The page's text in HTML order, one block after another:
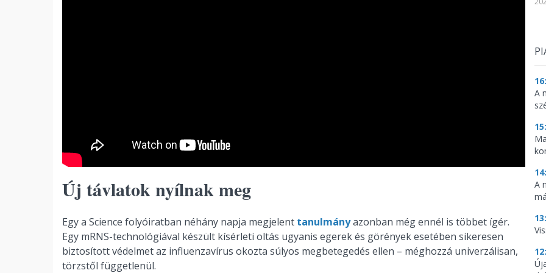
Új távlatok nyílnak meg
Egy a Science folyóiratban néhány napja megjelent tanulmányazonban még ennél is többet ígér.
Egy mRNS-technológiával készült kísérleti oltás ugyanis egerek és görények esetében sikeresen
biztosított védelmet az influenzavírus okozta súlyos megbetegedés ellen – méghozzá univerzálisan,
törzstől függetlenül.
A
A